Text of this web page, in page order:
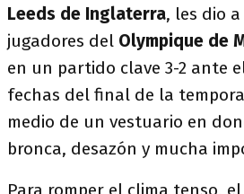
Leeds de Inglaterra, les dio
jugadores del Olympique de
en un partido clave 3-2 ante
fechas del final de la
medio de un vestuario en
bronca, desazón y mucha